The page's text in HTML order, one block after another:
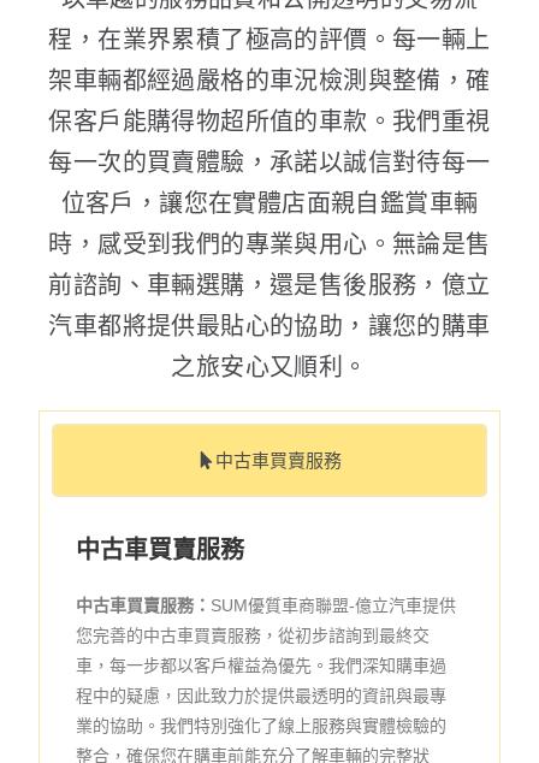
程，在業界累積了極高的評價。每一輛上
架車輛都經過嚴格的車況檢測與整備，確
保客戶能購得物超所值的車款。我們重視
每一次的買賣體驗，承諾以誠信對待每一
位客戶，讓您在實體店面親自鑑賞車輛
時，感受到我們的專業與用心。無論是售
前諮詢、車輛選購，還是售後服務，億立
汽車都將提供最貼心的協助，讓您的購車
之旅安心又順利。
中古車買賣服務
中古車買賣服務
中古車買賣服務： SUM優質車商聯盟-億立汽車提供
您完善的中古車買賣服務，從初步諮詢到最終交
車，每一步都以客戶權益為優先。我們深知購車過
程中的疑慮，因此致力於提供最透明的資訊與最專
業的協助。我們特別強化了線上服務與實體檢驗的
整合，確保您在購車前能充分了解車輛的完整狀